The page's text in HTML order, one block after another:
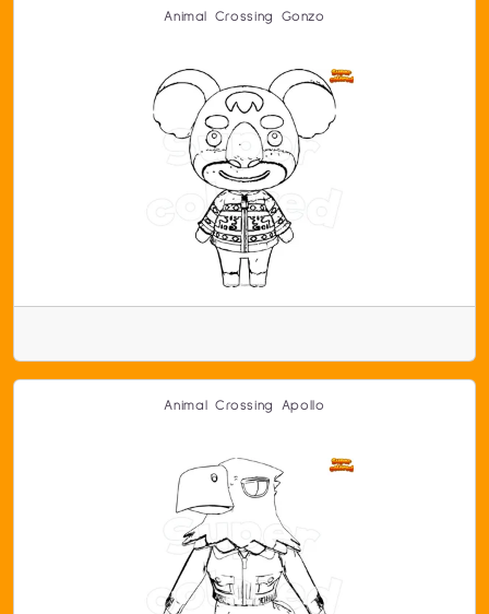
Animal Crossing Gonzo
Animal Crossing Apollo